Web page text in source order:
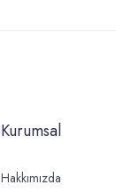
Kurumsal
Hakkımızda